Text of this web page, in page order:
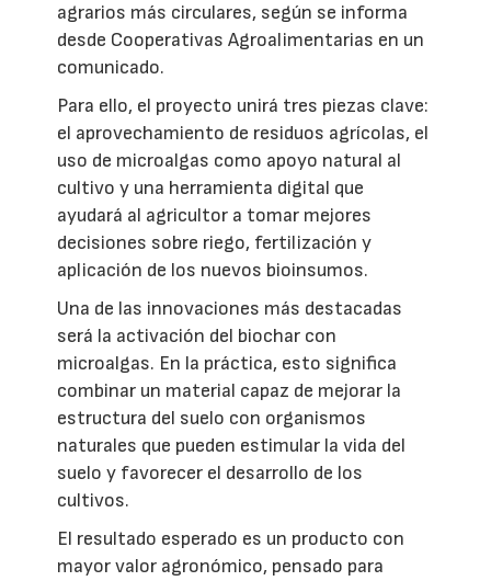
agrarios más circulares, según se informa
desde Cooperativas Agroalimentarias en un
comunicado.
Para ello, el proyecto unirá tres piezas clave:
el aprovechamiento de residuos agrícolas, el
uso de microalgas como apoyo natural al
cultivo y una herramienta digital que
ayudará al agricultor a tomar mejores
decisiones sobre riego, fertilización y
aplicación de los nuevos bioinsumos.
Una de las innovaciones más destacadas
será la activación del biochar con
microalgas. En la práctica, esto significa
combinar un material capaz de mejorar la
estructura del suelo con organismos
naturales que pueden estimular la vida del
suelo y favorecer el desarrollo de los
cultivos.
El resultado esperado es un producto con
mayor valor agronómico, pensado para